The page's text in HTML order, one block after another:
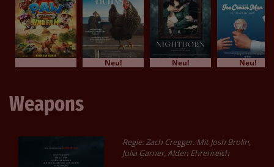
Neu! Neu! Neu!
Weapons
Regie: Zach Cregger. Mit Josh Brolin,
Julia Garner, Alden Ehrenreich